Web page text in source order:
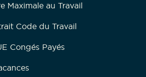
Maximale au Travail
Code du Travail
Congés Payés